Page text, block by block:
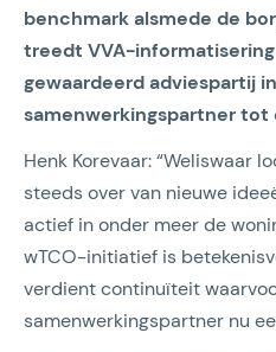
benchmark alsmede de
treedt VVA-
gewaardeerd adviespartij
samenwerkingspartner tot
Henk Korevaar: “Weliswaar
steeds over van nieuwe
actief in onder meer de
wTCO-initiatief is
verdient continuïteit
samenwerkingspartner nu